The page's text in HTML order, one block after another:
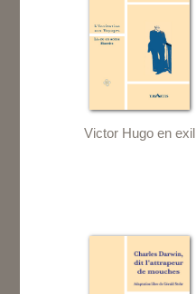
Victor Hugo en exil